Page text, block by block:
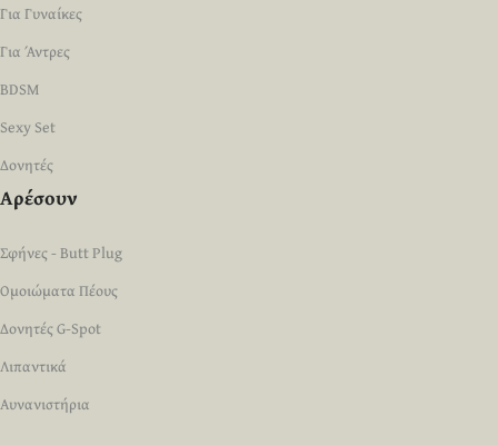
Για Γυναίκες
Για Άντρες
BDSM
Sexy Set
Δονητές
Αρέσουν
Σφήνες - Butt Plug
Ομοιώματα Πέους
Δονητές G-Spot
Λιπαντικά
Αυνανιστήρια